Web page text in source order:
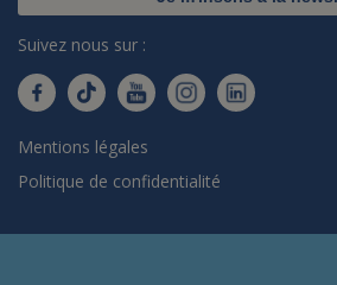
Suivez nous sur :
Mentions légales
Politique de confidentialité